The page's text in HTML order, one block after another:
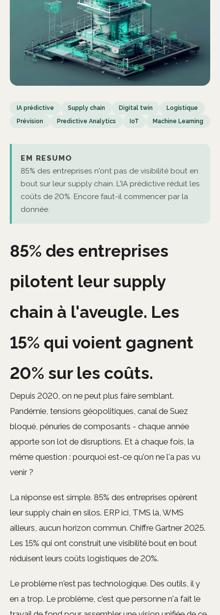
IA prédictive Supply chain Digital twin
Logistique
Prévision
Predictive Analytics IoT Machine Learning
EM RESUMO
85% des entreprises n'ont pas de visibilité bout en
bout sur leur supply chain. L'IA prédictive réduit les
coûts de 20%. Encore faut-il commencer par la
donnée.
85% des entreprises
pilotent leur supply
chain à l'aveugle. Les
15% qui voient gagnent
20% sur les coûts.
Depuis 2020, on ne peut plus faire semblant.
Pandémie, tensions géopolitiques, canal de Suez
bloqué, pénuries de composants - chaque année
apporte son lot de disruptions. Et à chaque fois, la
même question : pourquoi est-ce qu'on ne l'a pas vu
venir ?
La réponse est simple. 85% des entreprises opèrent
leur supply chain en silos. ERP ici, TMS là, WMS
ailleurs, aucun horizon commun. Chiffre Gartner 2025.
Les 15% qui ont construit une visibilité bout en bout
réduisent leurs coûts logistiques de 20%.
Le problème n'est pas technologique. Des outils, il y
en a trop. Le problème, c'est que personne n'a fait le